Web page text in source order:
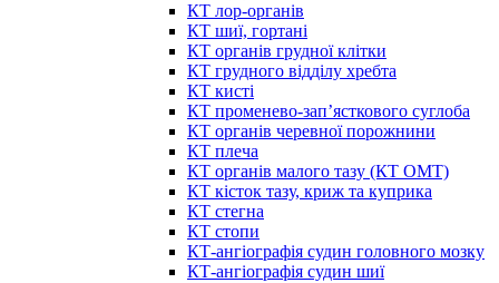
КТ лор-органів
КТ шиї, гортані
КТ органів грудної клітки
КТ грудного відділу хребта
КТ кисті
КТ променево-зап’ясткового суглоба
КТ органів черевної порожнини
КТ плеча
КТ органів малого тазу (КТ ОМТ)
КТ кісток тазу, криж та куприка
КТ стегна
КТ стопи
КТ-ангіографія судин головного мозку
КТ-ангіографія судин шиї